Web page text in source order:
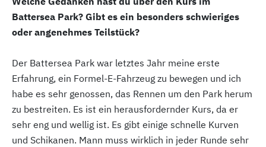
Battersea Park? Gibt es ein besonders schwieriges
oder angenehmes Teilstück?
Der Battersea Park war letztes Jahr meine erste
Erfahrung, ein Formel-E-Fahrzeug zu bewegen und ich
habe es sehr genossen, das Rennen um den Park herum
zu bestreiten. Es ist ein herausfordernder Kurs, da er
sehr eng und wellig ist. Es gibt einige schnelle Kurven
und Schikanen. Mann muss wirklich in jeder Runde sehr